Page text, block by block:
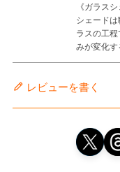
《ガラス
シェード
ラスの工
みが変化す
レビューを書く